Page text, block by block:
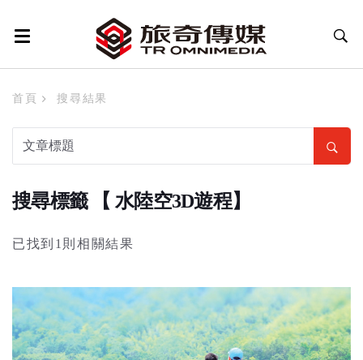
首頁 搜尋結果
搜尋標籤 【 水陸空3D遊程】
已找到1則相關結果